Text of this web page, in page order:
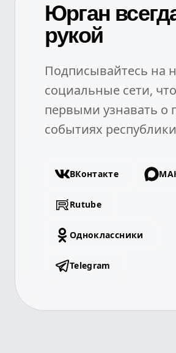
Юрган
рукой
Подписывайтесь на
социальные сети,
первыми узнавать о
событиях
ВКонтакте
Rutube
Одноклассники
Telegram